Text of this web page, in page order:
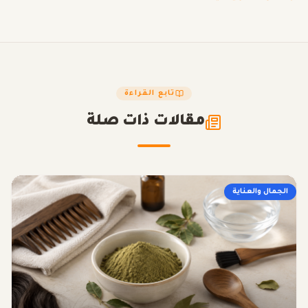
تابع القراءة
مقالات ذات صلة
الجمال والعناية